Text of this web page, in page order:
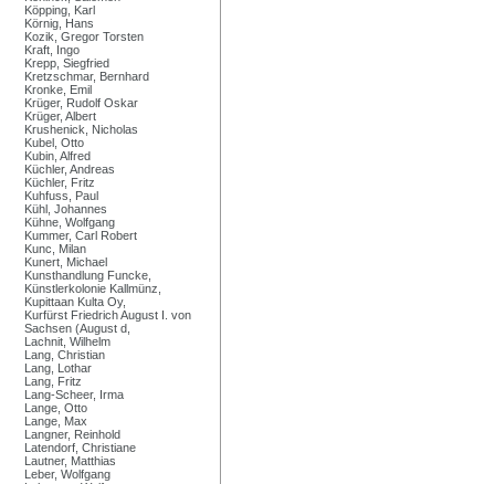
Köpping, Karl
Körnig, Hans
Kozik, Gregor Torsten
Kraft, Ingo
Krepp, Siegfried
Kretzschmar, Bernhard
Kronke, Emil
Krüger, Rudolf Oskar
Krüger, Albert
Krushenick, Nicholas
Kubel, Otto
Kubin, Alfred
Küchler, Andreas
Küchler, Fritz
Kuhfuss, Paul
Kühl, Johannes
Kühne, Wolfgang
Kummer, Carl Robert
Kunc, Milan
Kunert, Michael
Kunsthandlung Funcke,
Künstlerkolonie Kallmünz,
Kupittaan Kulta Oy,
Kurfürst Friedrich August I. von
Sachsen (August d,
Lachnit, Wilhelm
Lang, Christian
Lang, Lothar
Lang, Fritz
Lang-Scheer, Irma
Lange, Otto
Lange, Max
Langner, Reinhold
Latendorf, Christiane
Lautner, Matthias
Leber, Wolfgang